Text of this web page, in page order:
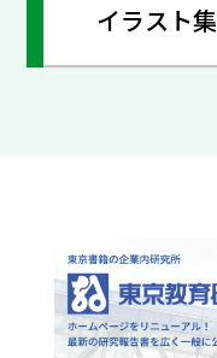
イラスト集